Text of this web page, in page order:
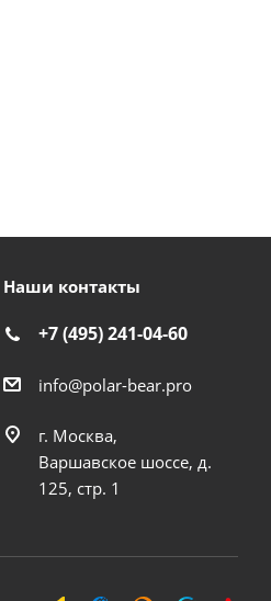
Наши контакты
+7 (495) 241-04-60
info@polar-bear.pro
г. Москва,
Варшавское шоссе, д.
125, стр. 1